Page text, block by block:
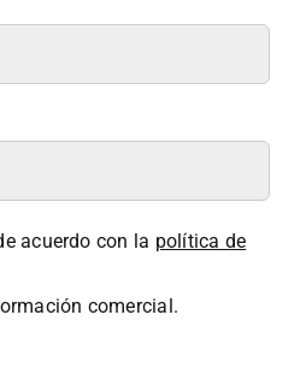
acuerdo con la política de
comercial.